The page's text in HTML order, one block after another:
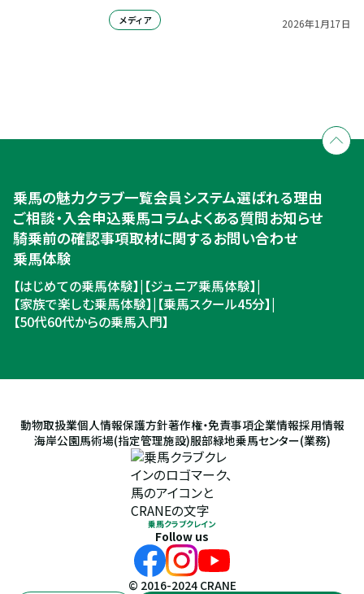
メディア 2026年1 月17日
入会のご相談・申込
ご相談・入会申込
乗馬の魅力クラブ一覧会員システム選ばれる理由
ご相談・入会申込乗馬コラムよくある質問お知らせ
騎乗前の確認事項取材に関するお問い合わせ
乗馬体験
【はじめての乗馬体験】| 【ジュニア乗馬体験】|
【家族で楽しむ乗馬体験】| 【乗馬スクール45分】|
【50代60代からの乗馬入門】
動物取扱業個人情報保護方針著作権・免責事項企業情報採用情報
海岸公園馬術場(指定管理施設)服部緑地乗馬センター(業務)
乗馬クラブクレイン
Follow us
© 2016-2024 CRANE